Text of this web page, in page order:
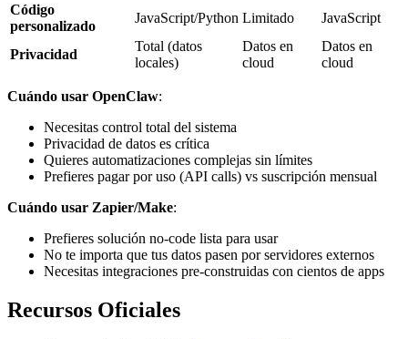
Código
personalizado
JavaScript/Python Limitado JavaScript
Privacidad
Total (datos
locales)
Datos en
cloud
Datos en
cloud
Cuándo usar OpenClaw:
Necesitas control total del sistema
Privacidad de datos es crítica
Quieres automatizaciones complejas sin límites
Prefieres pagar por uso (API calls) vs suscripción mensual
Cuándo usar Zapier/Make:
Prefieres solución no-code lista para usar
No te importa que tus datos pasen por servidores externos
Necesitas integraciones pre-construidas con cientos de apps
Recursos Oficiales